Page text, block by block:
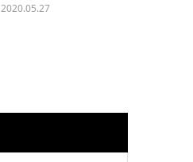
2020.05.27